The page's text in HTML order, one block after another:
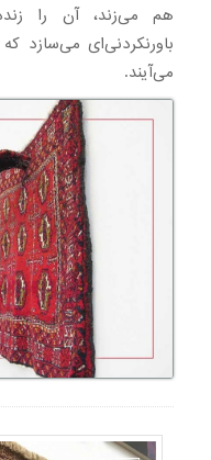
هم می‌زند، آن را
باورنکردنی‌ای می‌سازد
می‌آیند.